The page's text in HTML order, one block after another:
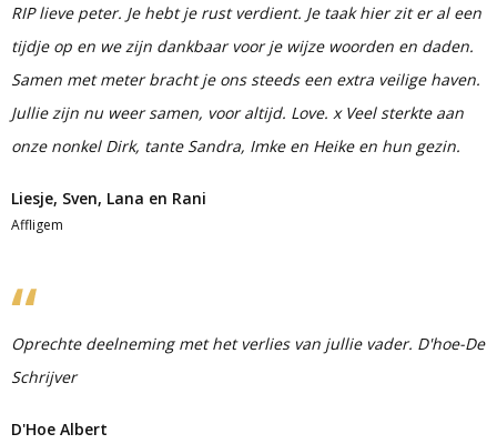
RIP lieve peter. Je hebt je rust verdient. Je taak hier zit er al een
tijdje op en we zijn dankbaar voor je wijze woorden en daden.
Samen met meter bracht je ons steeds een extra veilige haven.
Jullie zijn nu weer samen, voor altijd. Love. x Veel sterkte aan
onze nonkel Dirk, tante Sandra, Imke en Heike en hun gezin.
Liesje, Sven, Lana en Rani
Affligem
Oprechte deelneming met het verlies van jullie vader. D'hoe-De
Schrijver
D'Hoe Albert